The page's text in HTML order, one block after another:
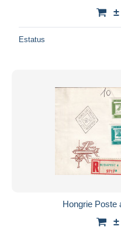
Estatus
Hongrie Poste